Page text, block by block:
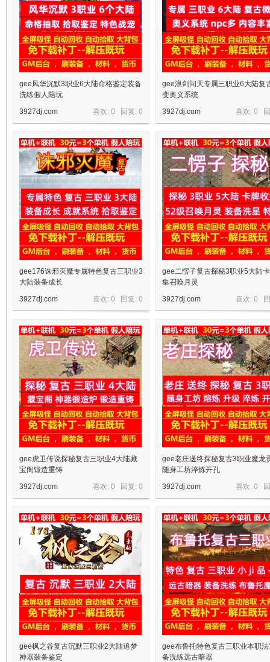
gee风华沉默3职业6大陆命格鉴定装备
洗练假人陪玩
喜欢: 0 回复: 0
3927dj.com
gee浪剑问天专属三职业6大陆复
变奥义系统
喜欢: 0
3927dj.com
gee176诛邪灭魔专属特色复古三职业3
大陆装备成长
喜欢: 0 回复: 0
3927dj.com
gee二愣子复古探秘3职业5大陆
集召唤月灵
喜欢: 0
3927dj.com
gee虎卫传说探秘复古三职业4大陆藏
宝阁锻造重铸
喜欢: 0 回复: 0
3927dj.com
gee老庄送终探秘复古3职业魔龙
随身工坊淬炼开孔
喜欢: 0
3927dj.com
gee枫之谷复古沉默三职业2大陆追梦
神器装备鉴定
gee布鲁托特色复古三职业本职
备洗练远古暗器